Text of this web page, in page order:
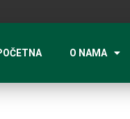
O NAMA